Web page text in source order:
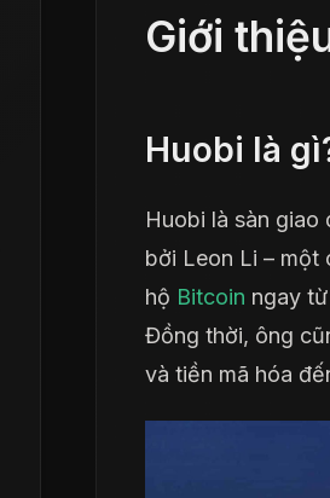
Giới
Huobi là
Huobi là sàn giao
bởi Leon Li – một
hộ Bitcoin ngay
Đồng thời, ông
và tiền mã hóa